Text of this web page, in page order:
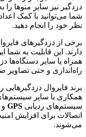
دزدگیر نیز سایر منوها
شما می‌توانید با کمک
نظر خود را انجام دهید.
برخی از دزدگیرهای
دارند. این قابلیت به شما
همراه یا سایر دستگاه‌ها
راه‌اندازی و حتی
برند فایروال دزدگیرهایی
همکاری با سایر
سیستم‌های ردیابی GPS
اتصالات برای افزایش
می‌شوند.